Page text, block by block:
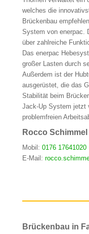
welches die
Brückenbau
System von enerpac.
über zahlreiche
Das enerpac
großer Lasten durch
Außerdem ist der
ausgerüstet, die das
Stabilität beim
Jack-Up System jetzt
problemfreien
Rocco
Mobil: 0176 17641020
E-Mail:
Brückenbau in